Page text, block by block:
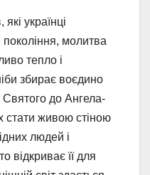
українці
молитва
тепло і
збирає воєдино
до Ангела-
стати живою стіною
людей і
відкриває її для